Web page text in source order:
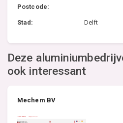
Postcode:
Stad: Delft
Deze
ook interessant
Mechem BV